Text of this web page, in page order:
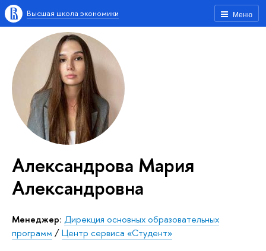
Меню
Высшая школа экономики
Александрова Мария
Александровна
Менеджер: Дирекция основных образовательных
программ /Центр сервиса «Студент»